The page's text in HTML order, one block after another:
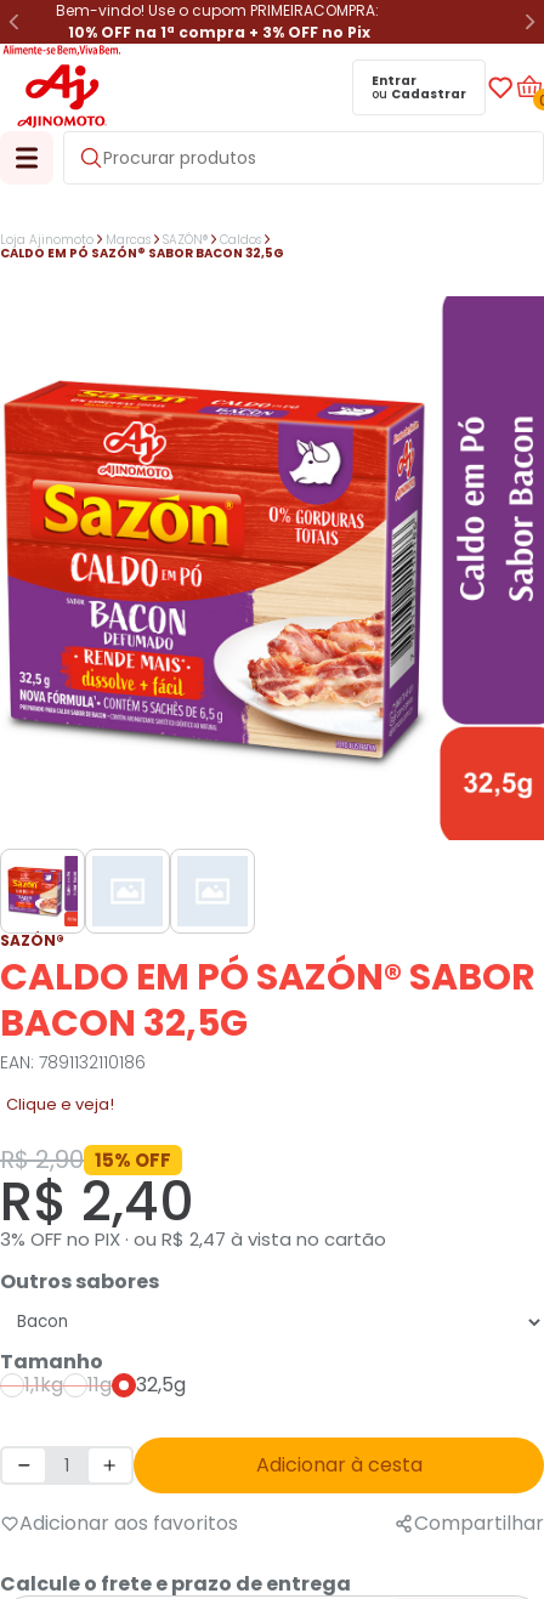
Bem-vindo! Use o cupom PRIMEIRACOMPRA:
10% OFF na 1ª compra + 3% OFF no Pix
Entrar
ou Cadastrar
Loja Ajinomoto Marcas SAZÓN® Caldos
CALDO EM PÓ SAZÓN® SABOR BACON 32,5G
SAZÓN®
CALDO EM PÓ SAZÓN® SABOR
BACON 32,5G
EAN: 7891132110186
Clique e veja!
R$ 2,90 15% OFF
R$ 2,40
3% OFF no PIX · ou R$ 2,47 à vista no cartão
Outros sabores
Tamanho
1,1kg
11g 32,5g
Adicionar à cesta
Adicionar aos favoritos Compartilhar
Calcule o frete e prazo de entrega